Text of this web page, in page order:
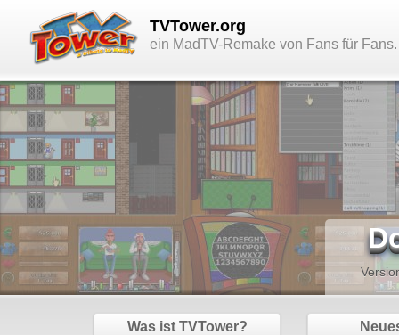
TVTower.org
ein MadTV-Remake von Fans für Fans.
Was ist TVTower?